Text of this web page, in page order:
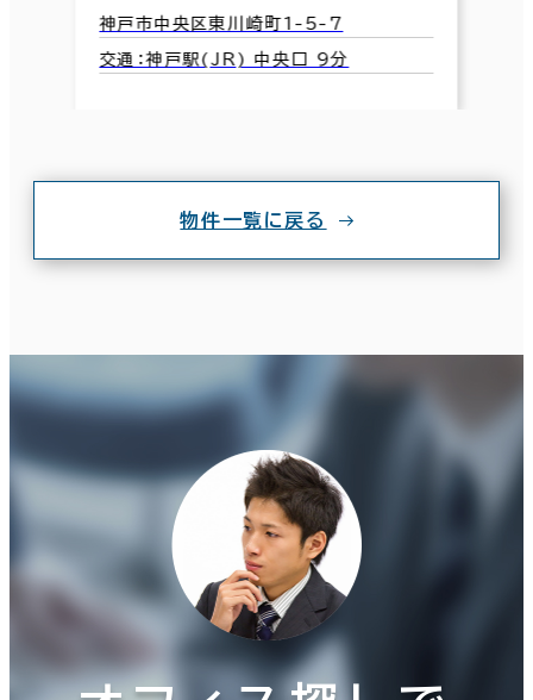
神戸市中央区東川崎町1-5-7
交通：神戸駅(JR) 中央口 9分
物件一覧に戻る